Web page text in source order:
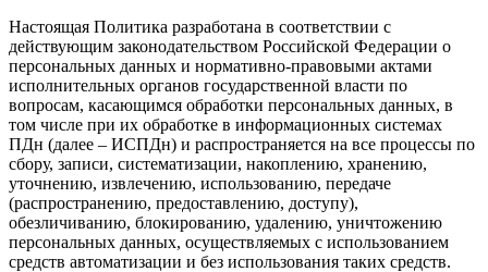
Настоящая Политика разработана в соответствии с
действующим законодательством Российской Федерации о
персональных данных и нормативно-правовыми актами
исполнительных органов государственной власти по
вопросам, касающимся обработки персональных данных, в
том числе при их обработке в информационных системах
ПДн (далее – ИСПДн) и распространяется на все процессы по
сбору, записи, систематизации, накоплению, хранению,
уточнению, извлечению, использованию, передаче
(распространению, предоставлению, доступу),
обезличиванию, блокированию, удалению, уничтожению
персональных данных, осуществляемых с использованием
средств автоматизации и без использования таких средств.